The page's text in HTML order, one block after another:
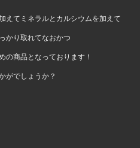
えてミネラルとカルシウムを加えて
かり取れてなおかつ
の商品となっております！
がでしょうか？